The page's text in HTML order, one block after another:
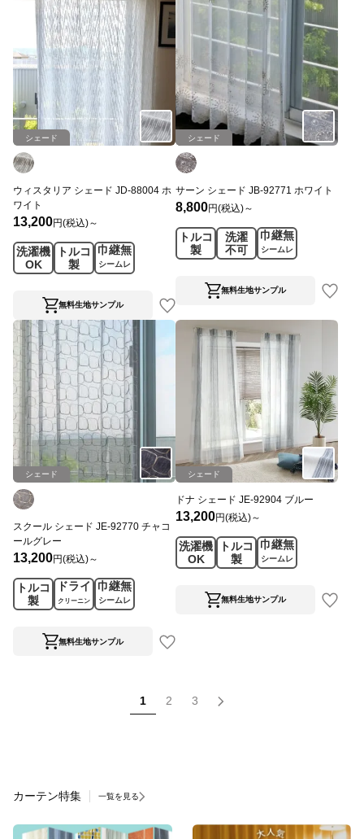
シェード
ウィスタリア シェード JD-88004 ホ
ワイト
13,200円(税込)～
洗濯機
OK
トルコ
製
巾継無
シームレ
ス
無料生地サンプル
シェード
サーン シェード JB-92771 ホワイト
8,800円(税込)～
トルコ
製
洗濯
不可
巾継無
シームレ
ス
無料生地サンプル
シェード
スクール シェード JE-92770 チャコ
ールグレー
13,200円(税込)～
トルコ
製
ドライ
クリーニン
巾継無
シームレ
ス
無料生地サンプル
シェード
ドナ シェード JE-92904 ブルー
13,200円(税込)～
洗濯機
OK
トルコ
製
巾継無
シームレ
ス
無料生地サンプル
1 2 3
カーテン特集 一覧を見る